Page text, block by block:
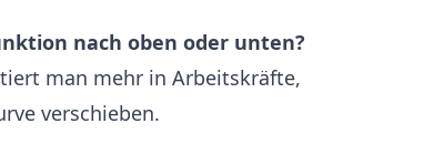
nach oben oder unten?
man mehr in Arbeitskräfte,
verschieben.